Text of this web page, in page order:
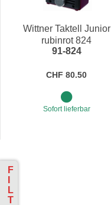
F
L
T
Preis
Wittner Taktell Junior
rubinrot 824
91-824
CHF 80.50
Sofort lieferbar